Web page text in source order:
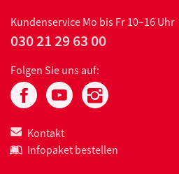
KundenserviceMo bis Fr 10–16 Uhr
030 21 29 63 00
Folgen Sie uns auf:
Kontakt
Infopaket bestellen